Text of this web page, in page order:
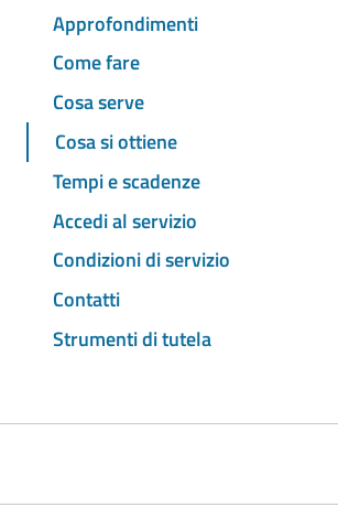
Approfondimenti
Come fare
Cosa serve
Cosa si ottiene
Tempi e scadenze
Accedi al servizio
Condizioni di servizio
Contatti
Strumenti di tutela